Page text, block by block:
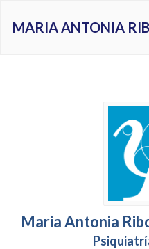
MARIA ANTONIA
Maria Antonia